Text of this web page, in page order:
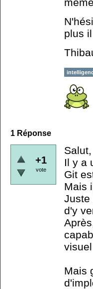
plus
1 Réponse
+1
vote
Salut,
Il y a
Git
Mais
Juste
d'y
Mais